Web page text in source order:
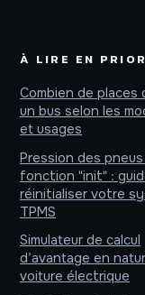
À LIRE EN
Combien de places
un bus selon les
et usages
Pression des
fonction "init" :
réinitialiser votre
TPMS
Simulateur de calcul
d’avantage en
voiture électrique